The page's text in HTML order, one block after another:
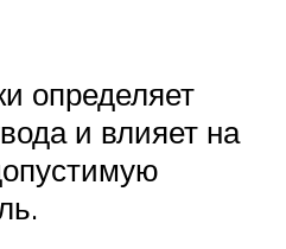
определяет
и влияет на